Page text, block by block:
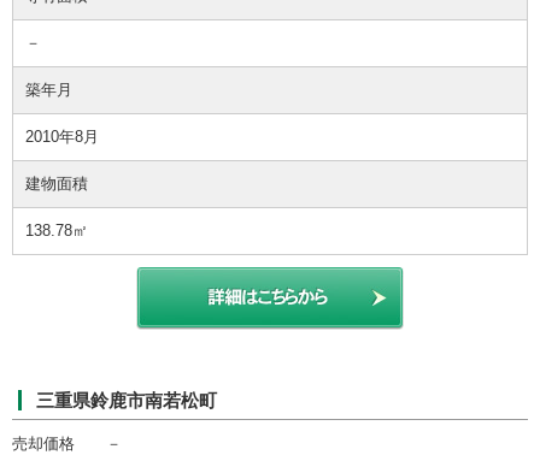
－
築年月
2010年8月
建物面積
138.78㎡
三重県鈴鹿市南若松町
売却価格 －